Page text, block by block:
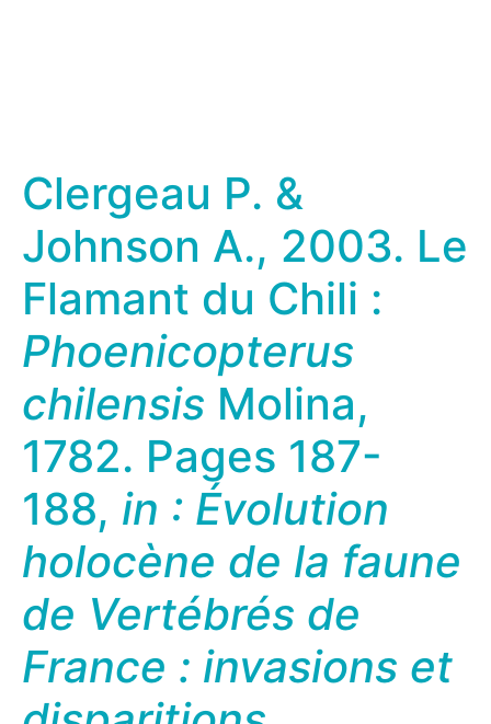
Clergeau P. &
Johnson A., 2003. Le
Flamant du Chili :
Phoenicopterus
chilensis Molina,
1782. Pages 187-
188, in : Évolution
holocène de la faune
de Vertébrés de
France : invasions et